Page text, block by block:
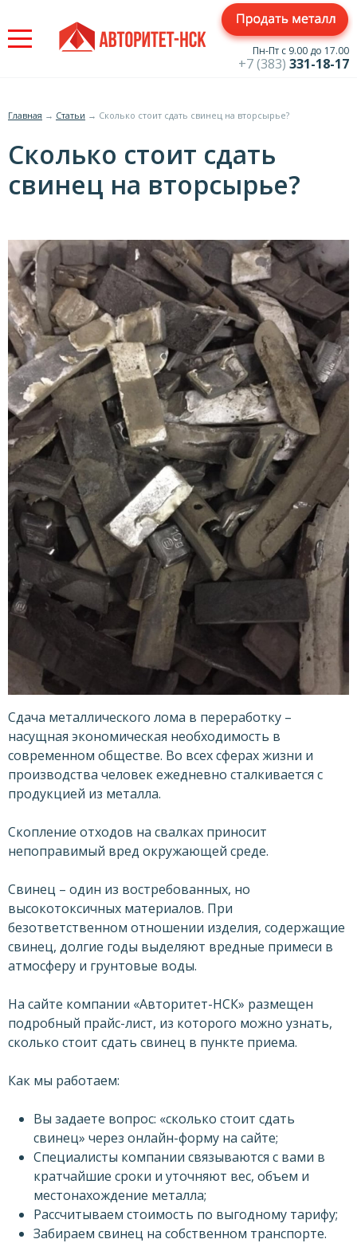
to
navigation
Пн-Пт с 9.00 до 17.00
+7 (383) 331-18-17
Вы
здесь
Главная → Статьи → Сколько стоит сдать свинец на вторсырье?
Сколько стоит сдать
свинец на вторсырье?
Сдача металлического лома в переработку –
насущная экономическая необходимость в
современном обществе. Во всех сферах жизни и
производства человек ежедневно сталкивается с
продукцией из металла.
Скопление отходов на свалках приносит
непоправимый вред окружающей среде.
Свинец – один из востребованных, но
высокотоксичных материалов. При
безответственном отношении изделия, содержащие
свинец, долгие годы выделяют вредные примеси в
атмосферу и грунтовые воды.
На сайте компании «Авторитет-НСК» размещен
подробный прайс-лист, из которого можно узнать,
сколько стоит сдать свинец в пункте приема.
Как мы работаем:
Вы задаете вопрос: «сколько стоит сдать
свинец» через онлайн-форму на сайте;
Специалисты компании связываются с вами в
кратчайшие сроки и уточняют вес, объем и
местонахождение металла;
Рассчитываем стоимость по выгодному тарифу;
Забираем свинец на собственном транспорте.